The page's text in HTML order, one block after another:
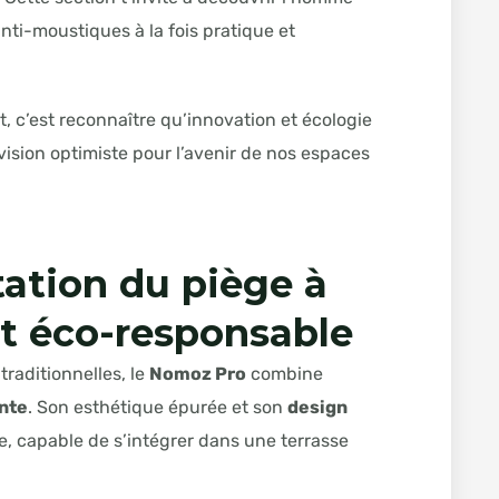
moustiques à la fois pratique et
c’est reconnaître qu’innovation et écologie
optimiste pour l’avenir de nos espaces
du piège à
éco-responsable
le Nomoz Pro combine
. Son esthétique épurée et son design
de s’intégrer dans une terrasse